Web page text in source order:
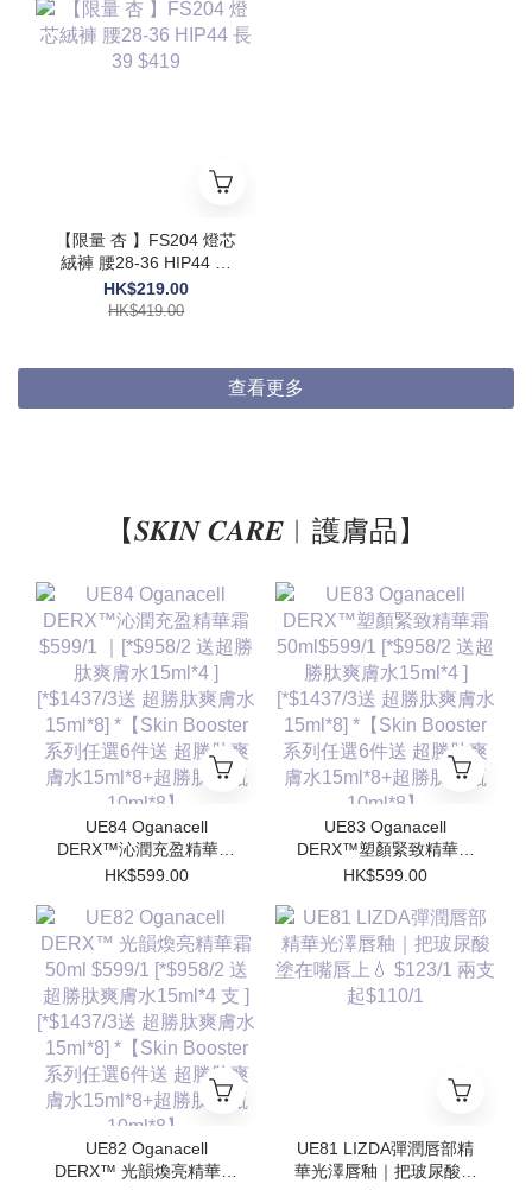
【限量 杏 】FS204 燈芯
絨褲 腰28-36 HIP44 長
39 $419
HK$219.00
HK$419.00
查看更多
【𝑺𝑲𝑰𝑵 𝑪𝑨𝑹𝑬︱護膚品】
UE84 Oganacell
DERX™沁潤充盈精華霜
$599/1 ｜[*$958/2 送超
[*$1437/3送 超勝肽爽膚
水15ml*8] *【Skin
Booster 系列任選6件送
超勝肽爽膚水15ml*8+超
勝肽安瓶10ml*8】
HK$599.00
UE83 Oganacell
DERX™塑顏緊致精華霜
50ml$599/1 [*$958/2 送
[*$1437/3送 超勝肽爽膚
水15ml*8] *【Skin
Booster 系列任選6件送
超勝肽爽膚水15ml*8+超
勝肽安瓶10ml*8】
HK$599.00
UE82 Oganacell
DERX™ 光韻煥亮精華霜
UE81 LIZDA彈潤唇部精
華光澤唇釉｜把玻尿酸塗